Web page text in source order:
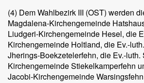
(4) Dem Wahlbezirk III (OST) werden
Magdalena-Kirchengemeinde
Liudgeri-Kirchengemeinde Hesel, die
Kirchengemeinde Holtland, die Ev.-
Jherings-Boekzetelerfehn, die Ev.-luth.
Kirchengemeinde Stiekelkamperfehn
Jacobi-Kirchengemeinde